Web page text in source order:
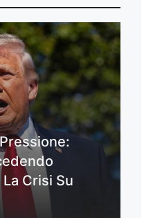
Crisi Su